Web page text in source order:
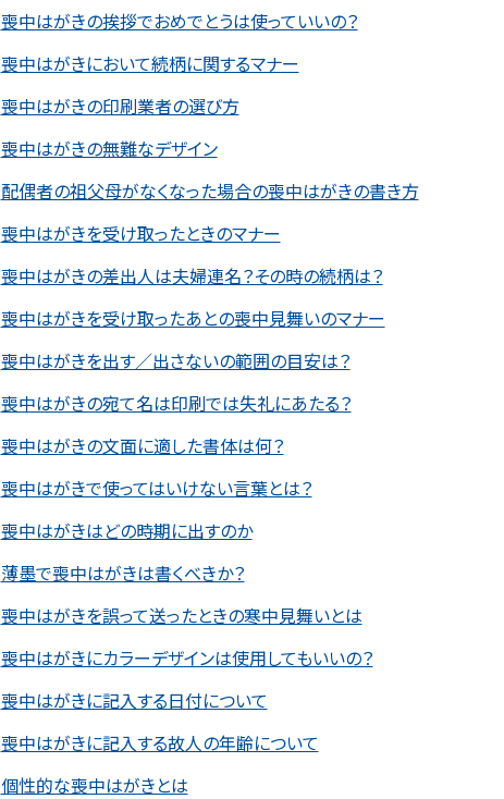
喪中はがきの挨拶でおめでとうは使っていいの？
喪中はがきにおいて続柄に関するマナー
喪中はがきの印刷業者の選び方
喪中はがきの無難なデザイン
配偶者の祖父母がなくなった場合の喪中はがきの書き方
喪中はがきを受け取ったときのマナー
喪中はがきの差出人は夫婦連名？その時の続柄は？
喪中はがきを受け取ったあとの喪中見舞いのマナー
喪中はがきを出す／出さないの範囲の目安は？
喪中はがきの宛て名は印刷では失礼にあたる？
喪中はがきの文面に適した書体は何？
喪中はがきで使ってはいけない言葉とは？
喪中はがきはどの時期に出すのか
薄墨で喪中はがきは書くべきか？
喪中はがきを誤って送ったときの寒中見舞いとは
喪中はがきにカラーデザインは使用してもいいの？
喪中はがきに記入する日付について
喪中はがきに記入する故人の年齢について
個性的な喪中はがきとは